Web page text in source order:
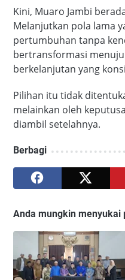
Kini, Muaro Jambi
Melanjutkan pola lama
pertumbuhan tanpa
bertransformasi
berkelanjutan yang
Pilihan itu tidak
melainkan oleh
diambil setelahnya.
Berbagi
Anda mungkin menyukai